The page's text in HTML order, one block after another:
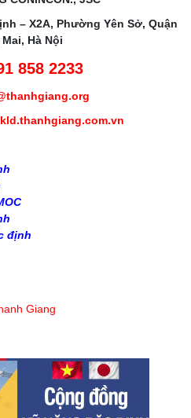
– X2A, Phường Yên Sở, Quận
Hà Nội
858 2233
định
Giang